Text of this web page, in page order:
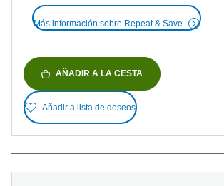
Más información sobre Repeat & Save
AÑADIR A LA CESTA
Añadir a lista de deseos